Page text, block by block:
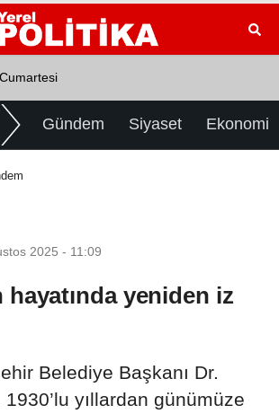
Gündem Siyaset Ekonomi
2025 - 11:09
yeniden iz
Belediye Başkanı Dr.
yıllardan günümüze